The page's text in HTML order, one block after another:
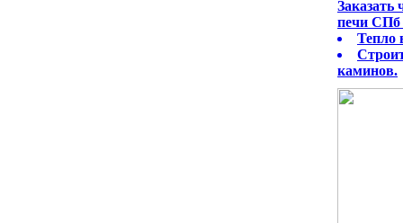
Заказать
печи СПб
Тепло
каминов.